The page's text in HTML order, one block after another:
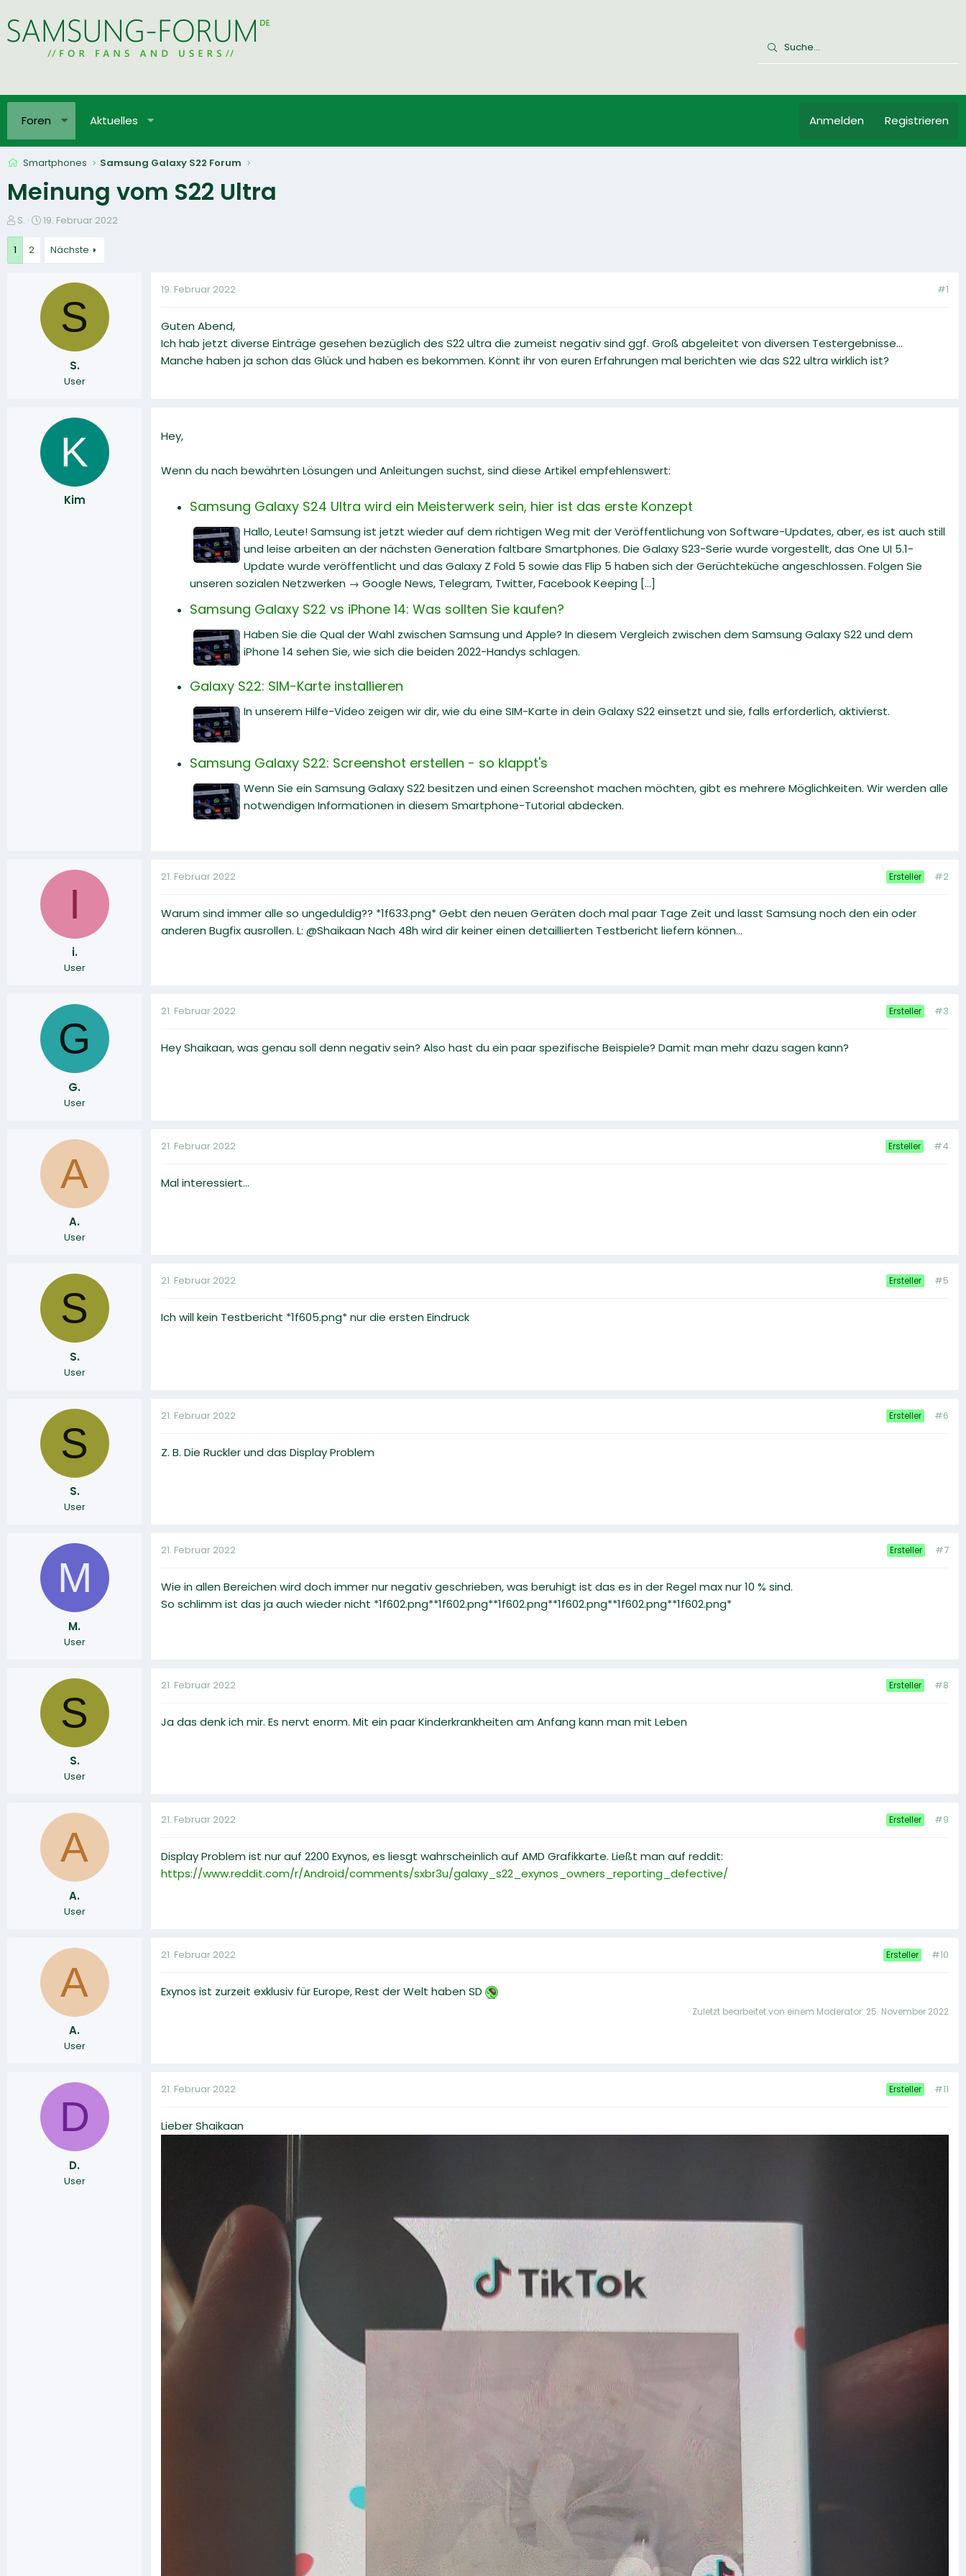
Foren Aktuelles Anmelden Registrieren
Smartphones Samsung Galaxy S22 Forum
Meinung vom S22 Ultra
E
r
t
S.
E
t
l
a
19. Februar 2022
1 2 Nächste
S
S.
User
19. Februar 2022 #1
Guten Abend,
Ich hab jetzt diverse Einträge gesehen bezüglich des S22 ultra die zumeist negativ sind ggf. Groß abgeleitet von diversen Testergebnisse...
Manche haben ja schon das Glück und haben es bekommen. Könnt ihr von euren Erfahrungen mal berichten wie das S22 ultra wirklich ist?
K
Kim
Hey,
Wenn du nach bewährten Lösungen und Anleitungen suchst, sind diese Artikel empfehlenswert:
Samsung Galaxy S24 Ultra wird ein Meisterwerk sein, hier ist das erste Konzept
Hallo, Leute! Samsung ist jetzt wieder auf dem richtigen Weg mit der Veröffentlichung von Software-Updates, aber, es ist auch still
und leise arbeiten an der nächsten Generation faltbare Smartphones. Die Galaxy S23-Serie wurde vorgestellt, das One UI 5.1-
Update wurde veröffentlicht und das Galaxy Z Fold 5 sowie das Flip 5 haben sich der Gerüchteküche angeschlossen. Folgen Sie
unseren sozialen Netzwerken → Google News, Telegram, Twitter, Facebook Keeping [...]
Samsung Galaxy S22 vs iPhone 14: Was sollten Sie kaufen?
Haben Sie die Qual der Wahl zwischen Samsung und Apple? In diesem Vergleich zwischen dem Samsung Galaxy S22 und dem
iPhone 14 sehen Sie, wie sich die beiden 2022-Handys schlagen.
Galaxy S22: SIM-Karte installieren
In unserem Hilfe-Video zeigen wir dir, wie du eine SIM-Karte in dein Galaxy S22 einsetzt und sie, falls erforderlich, aktivierst.
Samsung Galaxy S22: Screenshot erstellen - so klappt's
Wenn Sie ein Samsung Galaxy S22 besitzen und einen Screenshot machen möchten, gibt es mehrere Möglichkeiten. Wir werden alle
notwendigen Informationen in diesem Smartphone-Tutorial abdecken.
I
i.
User
21. Februar 2022 Ersteller #2
Warum sind immer alle so ungeduldig?? *1f633.png* Gebt den neuen Geräten doch mal paar Tage Zeit und lasst Samsung noch den ein oder
anderen Bugfix ausrollen. L: @Shaikaan Nach 48h wird dir keiner einen detaillierten Testbericht liefern können...
G
G.
User
21. Februar 2022 Ersteller #3
Hey Shaikaan, was genau soll denn negativ sein? Also hast du ein paar spezifische Beispiele? Damit man mehr dazu sagen kann?
A
A.
User
21. Februar 2022 Ersteller #4
Mal interessiert...
S
S.
User
21. Februar 2022 Ersteller #5
Ich will kein Testbericht *1f605.png* nur die ersten Eindruck
S
S.
User
21. Februar 2022 Ersteller #6
Z. B. Die Ruckler und das Display Problem
M
M.
User
21. Februar 2022 Ersteller #7
Wie in allen Bereichen wird doch immer nur negativ geschrieben, was beruhigt ist das es in der Regel max nur 10 % sind.
So schlimm ist das ja auch wieder nicht *1f602.png**1f602.png**1f602.png**1f602.png**1f602.png**1f602.png*
S
S.
User
21. Februar 2022 Ersteller #8
Ja das denk ich mir. Es nervt enorm. Mit ein paar Kinderkrankheiten am Anfang kann man mit Leben
A
A.
User
21. Februar 2022 Ersteller #9
Display Problem ist nur auf 2200 Exynos, es liesgt wahrscheinlich auf AMD Grafikkarte. Ließt man auf reddit:
https://www.reddit.com/r/Android/comments/sxbr3u/galaxy_s22_exynos_owners_reporting_defective/
A
A.
User
21. Februar 2022 Ersteller #10
Exynos ist zurzeit exklusiv für Europe, Rest der Welt haben SD
Zuletzt bearbeitet von einem Moderator: 25. November 2022
D
D.
User
21. Februar 2022 Ersteller #11
Lieber Shaikaan